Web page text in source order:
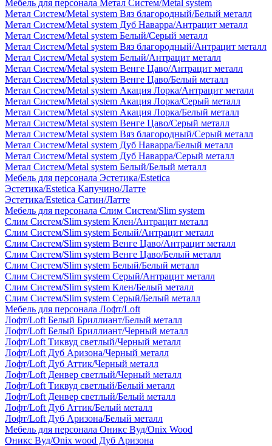
Мебель для персонала Метал Систем/Metal system
Метал Систем/Metal system Вяз благородный/Белый металл
Метал Систем/Metal system Дуб Наварра/Антрацит металл
Метал Систем/Metal system Белый/Серый металл
Метал Систем/Metal system Вяз благородный/Антрацит металл
Метал Систем/Metal system Белый/Антрацит металл
Метал Систем/Metal system Венге Цаво/Антрацит металл
Метал Систем/Metal system Венге Цаво/Белый металл
Метал Систем/Metal system Акация Лорка/Антрацит металл
Метал Систем/Metal system Акация Лорка/Серый металл
Метал Систем/Metal system Акация Лорка/Белый металл
Метал Систем/Metal system Венге Цаво/Серый металл
Метал Систем/Metal system Вяз благородный/Серый металл
Метал Систем/Metal system Дуб Наварра/Белый металл
Метал Систем/Metal system Дуб Наварра/Серый металл
Метал Систем/Metal system Белый/Белый металл
Мебель для персонала Эстетика/Estetica
Эстетика/Estetica Капучино/Латте
Эстетика/Estetica Сатин/Латте
Мебель для персонала Слим Систем/Slim system
Слим Систем/Slim system Клен/Антрацит металл
Слим Систем/Slim system Белый/Антрацит металл
Слим Систем/Slim system Венге Цаво/Антрацит металл
Слим Систем/Slim system Венге Цаво/Белый металл
Слим Систем/Slim system Белый/Белый металл
Слим Систем/Slim system Серый/Антрацит металл
Слим Систем/Slim system Клен/Белый металл
Слим Систем/Slim system Серый/Белый металл
Мебель для персонала Лофт/Loft
Лофт/Loft Белый Бриллиант/Белый металл
Лофт/Loft Белый Бриллиант/Черный металл
Лофт/Loft Тиквуд светлый/Черный металл
Лофт/Loft Дуб Аризона/Черный металл
Лофт/Loft Дуб Аттик/Черный металл
Лофт/Loft Денвер светлый/Черный металл
Лофт/Loft Тиквуд светлый/Белый металл
Лофт/Loft Денвер светлый/Белый металл
Лофт/Loft Дуб Аттик/Белый металл
Лофт/Loft Дуб Аризона/Белый металл
Мебель для персонала Оникс Вуд/Onix Wood
Оникс Вуд/Onix wood Дуб Аризона